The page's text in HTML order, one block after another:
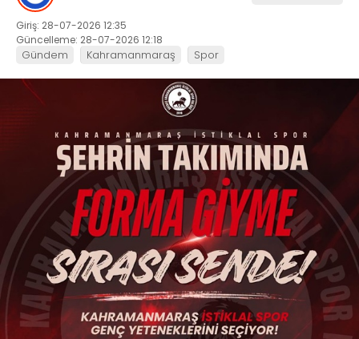
Giriş: 28-07-2026 12:35
Güncelleme: 28-07-2026 12:18
Gündem Kahramanmaraş Spor